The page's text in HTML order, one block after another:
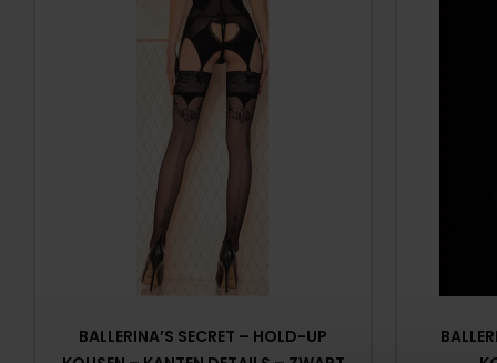
BALLERINA’S SECRET – HOLD-UP